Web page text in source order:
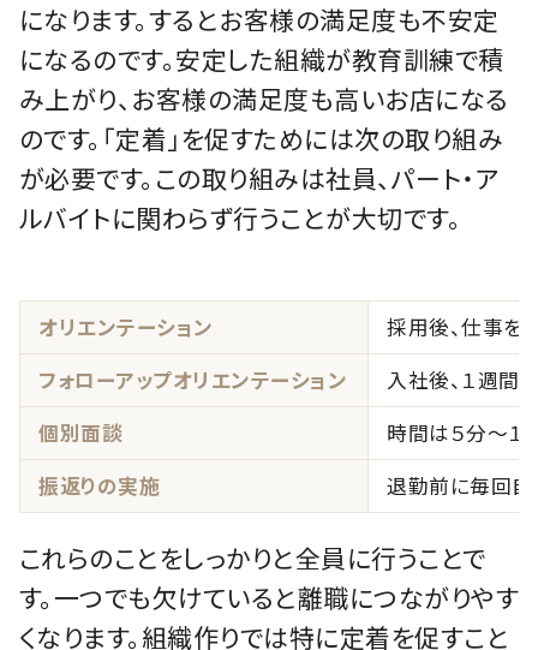
になります。するとお客様の満足度も不安定
になるのです。安定した組織が教育訓練で積
み上がり、お客様の満足度も高いお店になる
のです。「定着」を促すためには次の取り組み
が必要です。この取り組みは社員、パート・ア
ルバイトに関わらず行うことが大切です。
オリエンテーション
採用後、仕事を
フォローアップオリエンテーション
入社後、１週間
個別面談
時間は５分～１
振返りの実施
退勤前に毎回自
これらのことをしっかりと全員に行うことで
す。一つでも欠けていると離職につながりやす
くなります。組織作りでは特に定着を促すこと